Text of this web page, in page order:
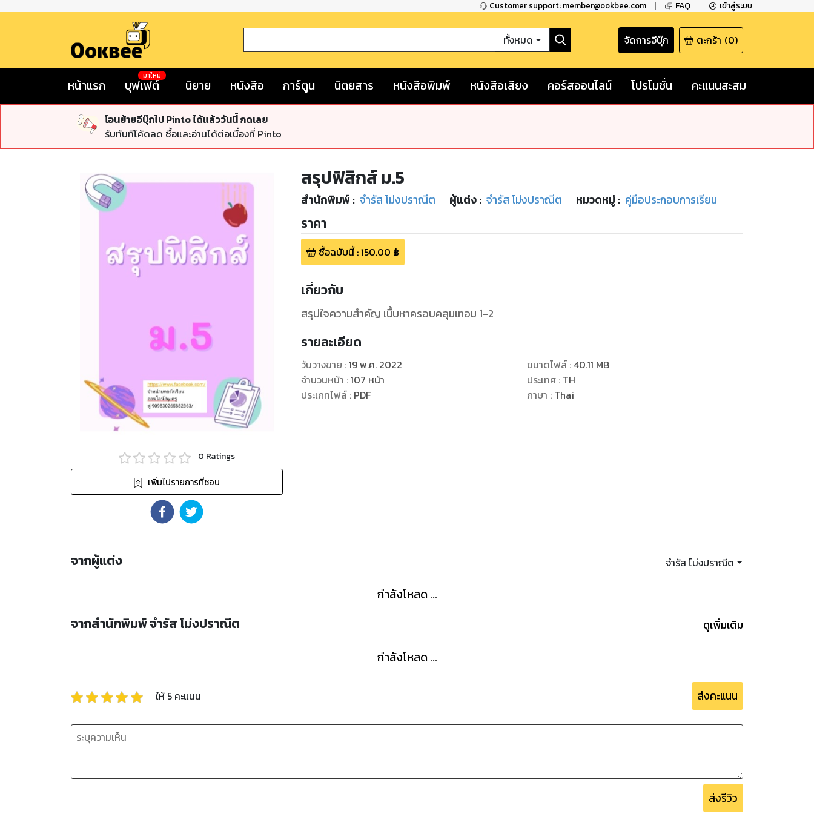
Customer support: member@ookbee.com FAQ เข้าสู่ระบบ
ทั้งหมด จัดการอีบุ๊ก ตะกร้า (0)
หน้าแรก บุฟเฟต์
มาใหม่
นิยาย หนังสือ การ์ตูน นิตยสาร หนังสือพิมพ์ หนังสือเสียง คอร์สออนไลน์ โปรโมชั่น คะแนนสะสม
โอนย้ายอีบุ๊กไป Pinto ได้แล้ววันนี้ กดเลย
รับทันทีโค้ดลด ซื้อและอ่านได้ต่อเนื่องที่ Pinto
0 Ratings
เพิ่มไปรายการที่ชอบ
สรุปฟิสิกส์ ม.5
สำนักพิมพ์ : จำรัส โม่งปราณีต ผู้แต่ง : จำรัส โม่งปราณีต หมวดหมู่ : คู่มือประกอบการเรียน
ราคา
ซื้อฉบับนี้:150.00 ฿
เกี่ยวกับ
สรุปใจความสำคัญ เนื้บหาครอบคลุมเทอม 1-2
รายละเอียด
วันวางขาย :19 พ.ค. 2022
จำนวนหน้า :107 หน้า
ประเภทไฟล์: PDF
ขนาดไฟล์: 40.11 MB
ประเทศ : TH
ภาษา : Thai
จากผู้แต่ง จำรัส โม่งปราณีต
กำลังโหลด ...
จากสำนักพิมพ์ จำรัส โม่งปราณีต ดูเพิ่มเติม
กำลังโหลด ...
ให้ 5 คะแนน ส่งคะแนน
ส่งรีวิว